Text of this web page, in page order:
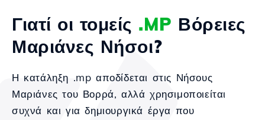
Γιατί οι τομείς .MP Βόρειες
Μαριάνες Νήσοι?
Η κατάληξη .mp αποδίδεται στις Νήσους
Μαριάνες του Βορρά, αλλά χρησιμοποιείται
συχνά και για δημιουργικά έργα που